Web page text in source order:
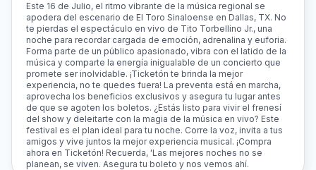
Este 16 de Julio, el ritmo vibrante de la música regional se
apodera del escenario de El Toro Sinaloense en Dallas, TX. No
te pierdas el espectáculo en vivo de Tito Torbellino Jr., una
noche para recordar cargada de emoción, adrenalina y euforia.
Forma parte de un público apasionado, vibra con el latido de la
música y comparte la energía inigualable de un concierto que
promete ser inolvidable. ¡Ticketón te brinda la mejor
experiencia, no te quedes fuera! La preventa está en marcha,
aprovecha los beneficios exclusivos y asegura tu lugar antes
de que se agoten los boletos. ¿Estás listo para vivir el frenesí
del show y deleitarte con la magia de la música en vivo? Este
festival es el plan ideal para tu noche. Corre la voz, invita a tus
amigos y vive juntos la mejor experiencia musical. ¡Compra
ahora en Ticketón! Recuerda, 'Las mejores noches no se
planean, se viven. Asegura tu boleto y nos vemos ahí.